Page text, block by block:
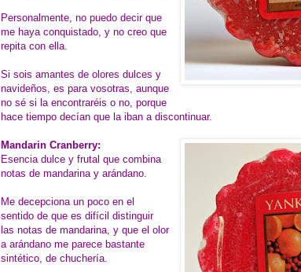
Personalmente, no puedo decir que
me haya conquistado, y no creo que
repita con ella.
Si sois amantes de olores dulces y
navideños, es para vosotras, aunque
no sé si la encontraréis o no, porque
hace tiempo decían que la iban a discontinuar.
Mandarin Cranberry:
Esencia dulce y frutal que combina
notas de mandarina y arándano.
Me decepciona un poco en el
sentido de que es difícil distinguir
las notas de mandarina, y que el olor
a arándano me parece bastante
sintético, de chuchería.